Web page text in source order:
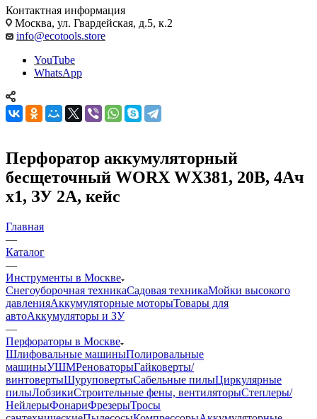
Контактная информация
Москва, ул. Гвардейская, д.5, к.2
info@ecotools.store
YouTube
WhatsApp
Перфоратор аккумуляторный
бесщеточный WORX WX381, 20В, 4Ач
x1, ЗУ 2А, кейс
Главная
—
Каталог
—
Инструменты в Москве
Снегоуборочная техникаСадовая техникаМойки высокого
давленияАккумуляторные моторыТовары для
автоАккумуляторы и ЗУ
—
Перфораторы в Москве
Шлифовальные машиныПолировальные
машиныУШМРеноваторыГайковерты/
винтовертыШуруповертыСабельные пилыЦиркулярные
пилыЛобзикиСтроительные фены, вентиляторыСтеплеры/
НейлерыФонариФрезерыТросы